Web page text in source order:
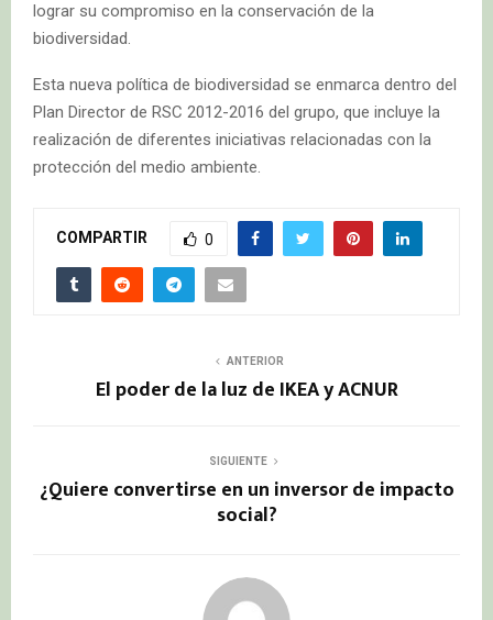
lograr su compromiso en la conservación de la
biodiversidad.
Esta nueva política de biodiversidad se enmarca dentro del
Plan Director de RSC 2012-2016 del grupo, que incluye la
realización de diferentes iniciativas relacionadas con la
protección del medio ambiente.
COMPARTIR 0
ANTERIOR
El poder de la luz de IKEA y ACNUR
SIGUIENTE
¿Quiere convertirse en un inversor de impacto
social?